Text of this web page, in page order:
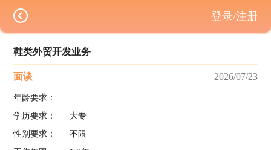
鞋类外贸开发业务
面谈 2026/07/23
年龄要求：
学历要求：
大专
性别要求：
不限
登录/注册